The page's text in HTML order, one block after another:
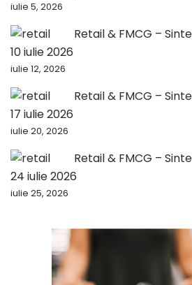
iulie 5, 2026
Retail & FMCG –
10 iulie 2026
iulie 12, 2026
Retail & FMCG –
17 iulie 2026
iulie 20, 2026
Retail & FMCG –
24 iulie 2026
iulie 25, 2026